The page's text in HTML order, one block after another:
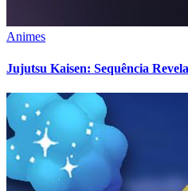
Animes
Jujutsu Kaisen: Sequência